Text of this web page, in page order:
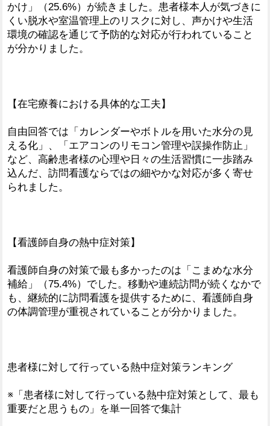
かけ」（25.6%）が続きました。患者様本人が気づきに
くい脱水や室温管理上のリスクに対し、声かけや生活
環境の確認を通じて予防的な対応が行われていること
が分かりました。
【在宅療養における具体的な工夫】
自由回答では「カレンダーやボトルを用いた水分の見
える化」、「エアコンのリモコン管理や誤操作防止」
など、高齢患者様の心理や日々の生活習慣に一歩踏み
込んだ、訪問看護ならではの細やかな対応が多く寄せ
られました。
【看護師自身の熱中症対策】
看護師自身の対策で最も多かったのは「こまめな水分
補給」（75.4%）でした。移動や連続訪問が続くなかで
も、継続的に訪問看護を提供するために、看護師自身
の体調管理が重視されていることが分かりました。
患者様に対して行っている熱中症対策ランキング
※「患者様に対して行っている熱中症対策として、最も
重要だと思うもの」を単一回答で集計